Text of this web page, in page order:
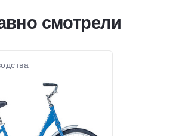
, 19 Синий-Зеленый
смотрели